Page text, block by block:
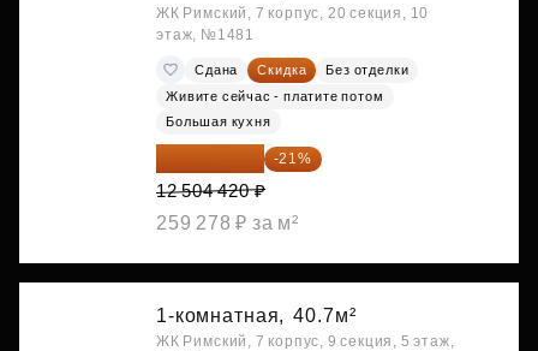
ЖК Римский, 7 корпус, 20 секция, 10
этаж, №1481
Сдана Скидка
Без отделки
Живите сейчас - платите потом
Большая кухня
-21%
12 504 420 ₽
259 278 ₽ за м²
1-комнатная, 40.7м²
ЖК Римский, 7 корпус, 9 секция, 5 этаж,